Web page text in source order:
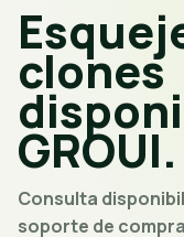
clones
GROUI.
Consulta
soporte de